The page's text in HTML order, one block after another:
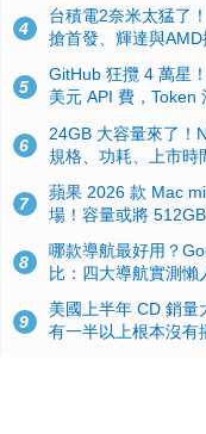
4
台積電2奈米太猛了
搶首發、輝達與
5
GitHub 狂攬 4 萬星
美元 API 費，Token
6
24GB 大容量來了！
規格、功耗、上市時
7
蘋果 2026 款 Mac
場！容量或將
8
哪款導航最好用？
比：四大導航實測懶
9
美國上半年 CD 銷
有一半以上根本沒有